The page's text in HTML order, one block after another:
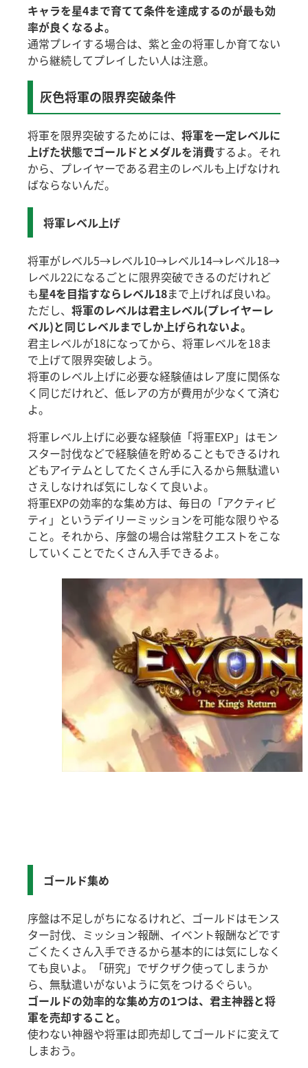
キャラを星4まで育てて条件を達成するのが最も効
率が良くなるよ。
通常プレイする場合は、紫と金の将軍しか育てない
から継続してプレイしたい人は注意。
灰色将軍の限界突破条件
将軍を限界突破するためには、 将軍を一定レベルに
上げた状態でゴールドとメダルを消費するよ。それ
から、プレイヤーである君主のレベルも上げなけれ
ばならないんだ。
将軍レベル上げ
将軍がレベル5→レベル10→レベル14→レベル18→
レベル22になるごとに限界突破できるのだけれど
も星4を目指すならレベル18まで上げれば良いね。
ただし、 将軍のレベルは君主レベル(プレイヤーレ
ベル)と同じレベルまでしか上げられないよ。
君主レベルが18になってから、将軍レベルを18ま
で上げて限界突破しよう。
将軍のレベル上げに必要な経験値はレア度に関係な
く同じだけれど、低レアの方が費用が少なくて済む
よ。
将軍レベル上げに必要な経験値「将軍EXP」はモン
スター討伐などで経験値を貯めることもできるけれ
どもアイテムとしてたくさん手に入るから無駄遣い
さえしなければ気にしなくて良いよ。
将軍EXPの効率的な集め方は、毎日の「アクティビ
ティ」というデイリーミッションを可能な限りやる
こと。それから、序盤の場合は常駐クエストをこな
していくことでたくさん入手できるよ。
ゴールド集め
序盤は不足しがちになるけれど、ゴールドはモンス
ター討伐、ミッション報酬、イベント報酬などです
ごくたくさん入手できるから基本的には気にしなく
ても良いよ。「研究」でザクザク使ってしまうか
ら、無駄遣いがないように気をつけるぐらい。
ゴールドの効率的な集め方の1つは、君主神器と将
軍を売却すること。
使わない神器や将軍は即売却してゴールドに変えて
しまおう。